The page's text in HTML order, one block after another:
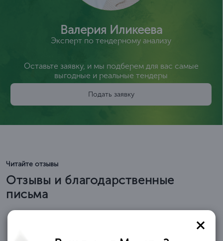
Валерия Иликеева
Эксперт по тендерному анализу
Оставьте заявку, и мы подберем для вас самые
выгодные и реальные тендеры
Подать заявку
Читайте отзывы
Отзывы и благодарственные
письма